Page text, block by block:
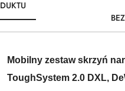
Mobilny zestaw skrzyń
ToughSystem 2.0 DXL,